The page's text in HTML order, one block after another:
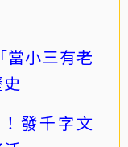
當小三有老
發千字文